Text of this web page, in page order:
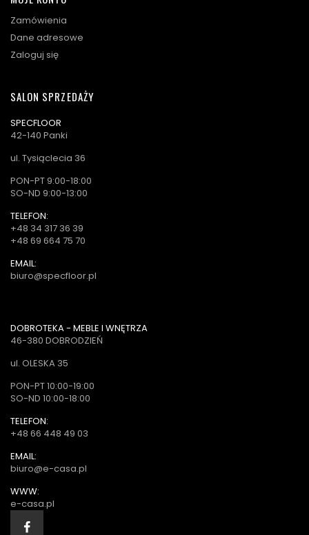
Zamówienia
Dane adresowe
Zaloguj się
SALON SPRZEDAŻY
SPECFLOOR
42-140 Panki
ul. Tysiąclecia 36
PON-PT 9:00-18:00
SO-ND 9:00-13:00
TELEFON:
+48 34 317 36 39
+48 69 664 75 70
EMAIL:
biuro@specfloor.pl
DOBROTEKA - MEBLE I WNĘTRZA
46-380 DOBRODZIEŃ
ul. OLESKA 35
PON-PT 10:00-19:00
SO-ND 10:00-18:00
TELEFON:
+48 66 448 49 03
EMAIL:
biuro@e-casa.pl
WWW:
e-casa.pl